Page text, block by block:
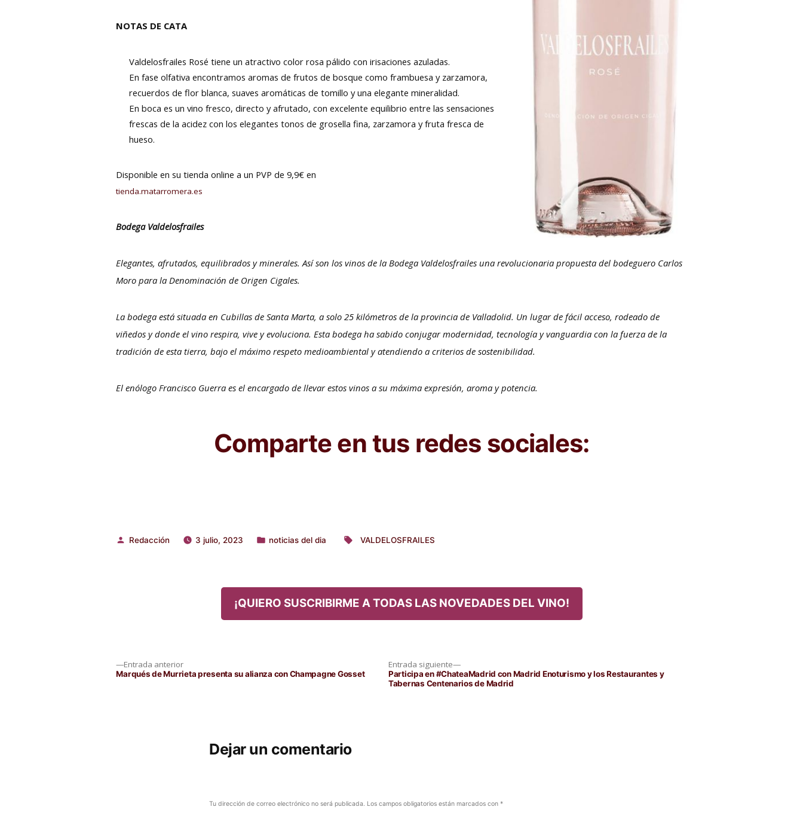
NOTAS DE CATA
Valdelosfrailes Rosé tiene un atractivo color rosa pálido con irisaciones azuladas.
En fase olfativa encontramos aromas de frutos de bosque como frambuesa y zarzamora,
recuerdos de flor blanca, suaves aromáticas de tomillo y una elegante mineralidad.
En boca es un vino fresco, directo y afrutado, con excelente equilibrio entre las sensaciones
frescas de la acidez con los elegantes tonos de grosella fina, zarzamora y fruta fresca de
hueso.
Disponible en su tienda online a un PVP de 9,9€ en
tienda.matarromera.es
Bodega Valdelosfrailes
Elegantes, afrutados, equilibrados y minerales. Así son los vinos de la Bodega Valdelosfrailes una revolucionaria propuesta del bodeguero Carlos
Moro para la Denominación de Origen Cigales.
La bodega está situada en Cubillas de Santa Marta, a solo 25 kilómetros de la provincia de Valladolid. Un lugar de fácil acceso, rodeado de
viñedos y donde el vino respira, vive y evoluciona. Esta bodega ha sabido conjugar modernidad, tecnología y vanguardia con la fuerza de la
tradición de esta tierra, bajo el máximo respeto medioambiental y atendiendo a criterios de sostenibilidad.
El enólogo Francisco Guerra es el encargado de llevar estos vinos a su máxima expresión, aroma y potencia.
Comparte en tus redes sociales:
Publicado
Redacción 3 julio, 2023
Publicado
noticias del dia
Etiquetas:
VALDELOSFRAILES
¡QUIERO SUSCRIBIRME A TODAS LAS NOVEDADES DEL VINO!
Entrada anteriorEntrada
anterior:
Marqués de Murrieta presenta su alianza con Champagne Gosset
Entrada siguiente
Entrada
siguiente:
Participa en #ChateaMadrid con Madrid Enoturismo y los Restaurantes y
Tabernas Centenarios de Madrid
Dejar un comentario
Tu dirección de correo electrónico no será publicada. Los campos obligatorios están marcados con *